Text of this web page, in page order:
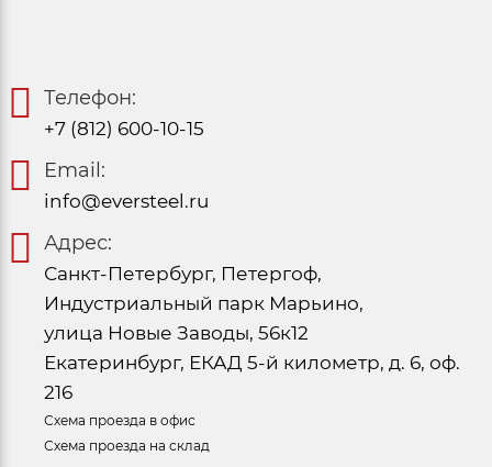
Телефон:
+7 (812) 600-10-15
Email:
info@eversteel.ru
Адрес:
Санкт-Петербург, Петергоф,
Индустриальный парк Марьино,
улица Новые Заводы, 56к12
Екатеринбург, ЕКАД 5-й километр, д. 6, оф.
216
Схема проезда в офис
Схема проезда на склад